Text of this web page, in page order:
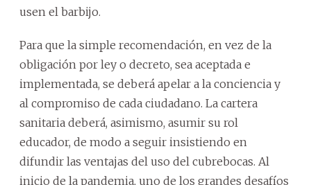
usen el barbijo.
Para que la simple recomendación, en vez de la
obligación por ley o decreto, sea aceptada e
implementada, se deberá apelar a la conciencia y
al compromiso de cada ciudadano. La cartera
sanitaria deberá, asimismo, asumir su rol
educador, de modo a seguir insistiendo en
difundir las ventajas del uso del cubrebocas. Al
inicio de la pandemia, uno de los grandes desafíos